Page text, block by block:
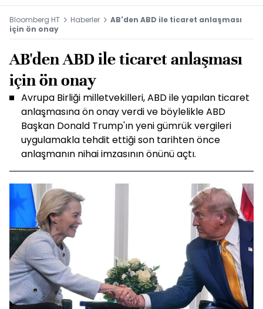
Bloomberg HT Haberler
AB'den ABD ile ticaret anlaşması
için ön onay
AB'den ABD ile ticaret anlaşması
için ön onay
Avrupa Birliği milletvekilleri, ABD ile yapılan ticaret
anlaşmasına ön onay verdi ve böylelikle ABD
Başkan Donald Trump'ın yeni gümrük vergileri
uygulamakla tehdit ettiği son tarihten önce
anlaşmanın nihai imzasının önünü açtı.